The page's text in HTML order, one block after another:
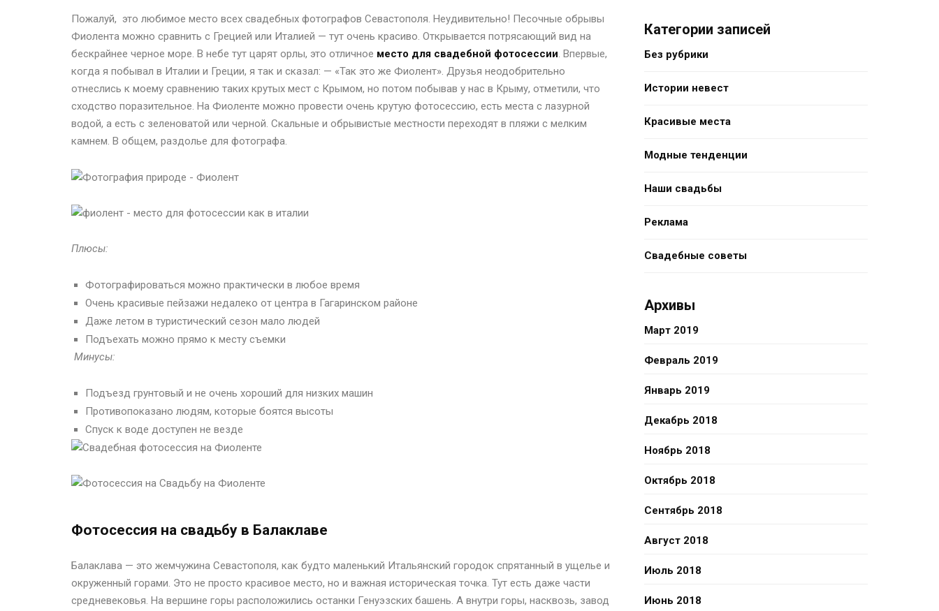
Пожалуй, это любимое место всех свадебных фотографов Севастополя. Неудивительно! Песочные обрывы
Фиолента можно сравнить с Грецией или Италией — тут очень красиво. Открывается потрясающий вид на
бескрайнее черное море. В небе тут царят орлы, это отличное место для свадебной фотосессии. Впервые,
когда я побывал в Италии и Греции, я так и сказал: — «Так это же Фиолент». Друзья неодобрительно
отнеслись к моему сравнению таких крутых мест с Крымом, но потом побывав у нас в Крыму, отметили, что
сходство поразительное. На Фиоленте можно провести очень крутую фотосессию, есть места с лазурной
водой, а есть с зеленоватой или черной. Скальные и обрывистые местности переходят в пляжи с мелким
камнем. В общем, раздолье для фотографа.
Плюсы:
Фотографироваться можно практически в любое время
Очень красивые пейзажи недалеко от центра в Гагаринском районе
Даже летом в туристический сезон мало людей
Подъехать можно прямо к месту съемки
Минусы:
Подъезд грунтовый и не очень хороший для низких машин
Противопоказано людям, которые боятся высоты
Спуск к воде доступен не везде
Фотосессия на свадьбу в Балаклаве
Балаклава — это жемчужина Севастополя, как будто маленький Итальянский городок спрятанный в ущелье и
окруженный горами. Это не просто красивое место, но и важная историческая точка. Тут есть даже части
средневековья. На вершине горы расположились останки Генуэзских башень. А внутри горы, насквозь, завод
Категории записей
Без рубрики
Истории невест
Красивые места
Модные тенденции
Наши свадьбы
Реклама
Свадебные советы
Архивы
Март 2019
Февраль 2019
Январь 2019
Декабрь 2018
Ноябрь 2018
Октябрь 2018
Сентябрь 2018
Август 2018
Июль 2018
Июнь 2018